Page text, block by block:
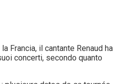
Francia, il cantante Renaud ha
concerti, secondo quanto